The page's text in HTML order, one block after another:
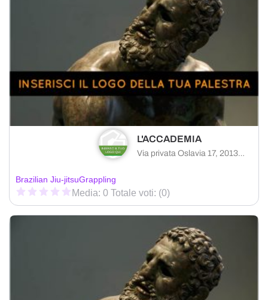
L'ACCADEMIA
Via privata Oslavia 17, 20134 Milano città metropolitana di Milano, Italia
Brazilian Jiu-jitsuGrappling
Media: 0 Totale voti: (0)